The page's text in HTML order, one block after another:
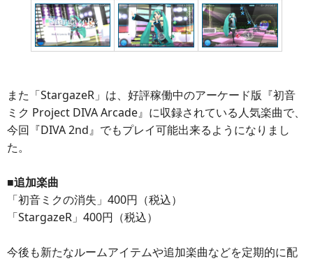
また「StargazeR」は、好評稼働中のアーケード版『初音
ミク Project DIVA Arcade』に収録されている人気楽曲で、
今回『DIVA 2nd』でもプレイ可能出来るようになりまし
た。
■追加楽曲
「初音ミクの消失」400円（税込）
「StargazeR」400円（税込）
今後も新たなルームアイテムや追加楽曲などを定期的に配